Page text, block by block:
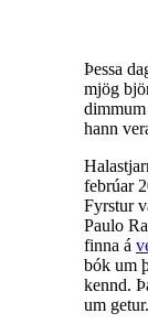
Þessa
mjög
dimmum
hann
febrúar
Fyrstur
Paulo
finna á
bók um
kennd.
um